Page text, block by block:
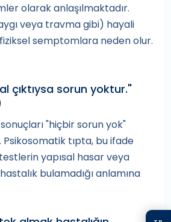
olarak anlaşılmaktadır.
veya travma gibi) hayali
semptomlara neden olur.
çıktıysa sorun yoktur."
"hiçbir sorun yok"
Psikosomatik tıpta, bu ifade
yapısal hasar veya
bulamadığı anlamına